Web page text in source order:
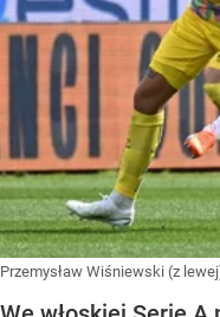
Przemysław Wiśniewski (z